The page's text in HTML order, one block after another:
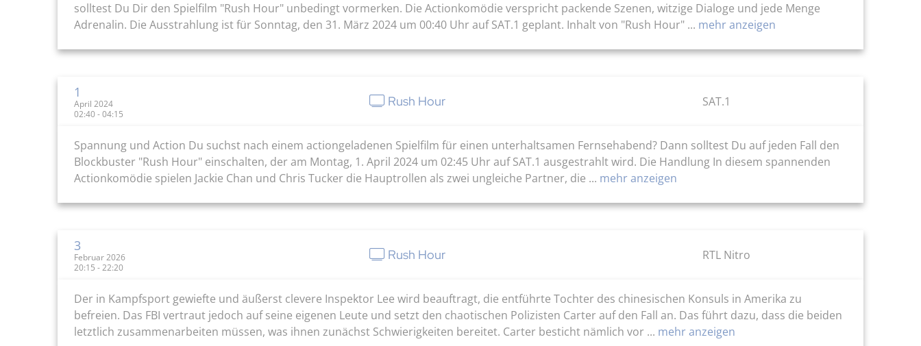
solltest Du Dir den Spielfilm "Rush Hour" unbedingt vormerken. Die Actionkomödie verspricht packende Szenen, witzige Dialoge und jede Menge
Adrenalin. Die Ausstrahlung ist für Sonntag, den 31. März 2024 um 00:40 Uhr auf SAT.1 geplant. Inhalt von "Rush Hour" ... mehr anzeigen
1
April 2024
02:40 - 04:15
Rush Hour SAT.1
Spannung und Action Du suchst nach einem actiongeladenen Spielfilm für einen unterhaltsamen Fernsehabend? Dann solltest Du auf jeden Fall den
Blockbuster "Rush Hour" einschalten, der am Montag, 1. April 2024 um 02:45 Uhr auf SAT.1 ausgestrahlt wird. Die Handlung In diesem spannenden
Actionkomödie spielen Jackie Chan und Chris Tucker die Hauptrollen als zwei ungleiche Partner, die ... mehr anzeigen
3
Februar 2026
20:15 - 22:20
Rush Hour RTL Nitro
Der in Kampfsport gewiefte und äußerst clevere Inspektor Lee wird beauftragt, die entführte Tochter des chinesischen Konsuls in Amerika zu
befreien. Das FBI vertraut jedoch auf seine eigenen Leute und setzt den chaotischen Polizisten Carter auf den Fall an. Das führt dazu, dass die beiden
letztlich zusammenarbeiten müssen, was ihnen zunächst Schwierigkeiten bereitet. Carter besticht nämlich vor ... mehr anzeigen